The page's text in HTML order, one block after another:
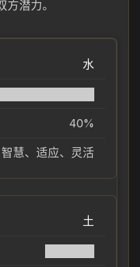
潜力。
水
40%
智慧、适应、灵活
土